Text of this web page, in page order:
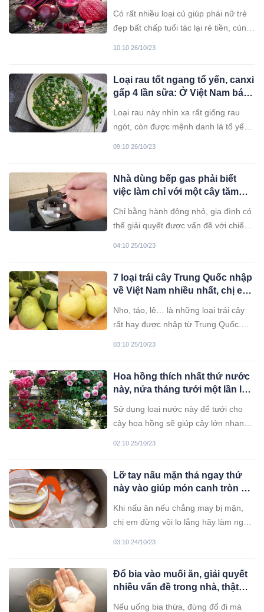
Có rất nhiều loại củ giúp phái nữ trẻ
đẹp bất chấp tuổi tác lại rẻ tiền, cùng
10:10 26/10/23
Loại rau tốt ngang tổ yến, canxi
gấp 4 lần sữa: Ở Việt Nam bán
Loại rau này nhìn xa rất giống rau
ngót, còn được mệnh danh là tổ yến
09:10 26/10/23
Nhà dùng bếp gas phải biết
việc làm chỉ với một cây tăm
khá” tiền gas một năm
Chỉ bằng hành động nhỏ, gia đình có
thể giải quyết được vấn đề với chiếc
04:10 25/10/23
7 loại trái cây Trung Quốc nhập
về Việt Nam nhiều nhất, chị em
Nho, táo, lê… là những loại trái cây
rất hay được nhập từ Trung Quốc.
nhầm.
03:10 25/10/23
Hoa hồng thích nhất thứ nước
này, nửa tháng tưới một lần là
nở quanh năm
Sử dụng loai nước này để tưới cho
cây hoa hồng sẽ giúp cây lớn nhanh,
02:10 25/10/23
Lỡ tay nấu mặn thả ngay thứ
này vào giúp món canh tròn vị,
Khi nấu ăn nếu chẳng may bị mặn,
chị em đừng vội lo lắng hãy làm ngay
03:10 24/10/23
Đổ bia vào muối ăn, giải quyết
nhiều vấn đề trong nhà, thật
Nếu uống bia thừa, đừng đổ đi mà